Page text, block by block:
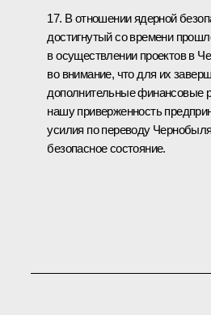
17. В отношении ядерной
достигнутый со времени
в осуществлении проектов в
во внимание, что для их
дополнительные финансовые
нашу приверженность
усилия по переводу
безопасное состояние.